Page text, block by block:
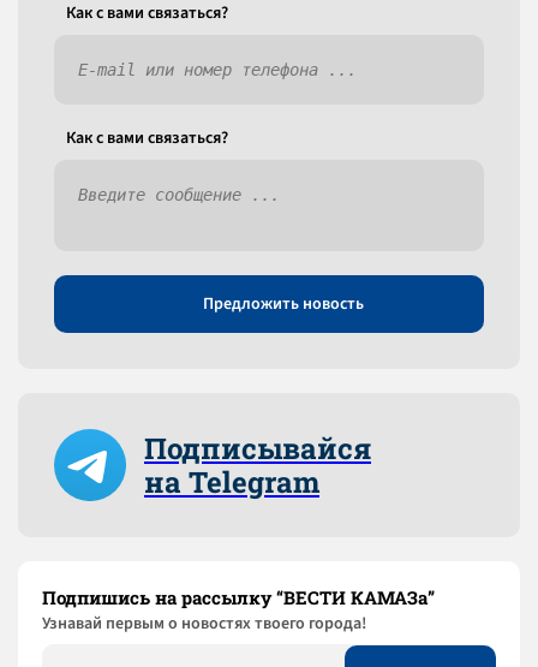
Как c вами связаться?
Как c вами связаться?
Предложить новость
Подписывайся
на Telegram
Подпишись на рассылку “ВЕСТИ КАМАЗа”
Узнaвай первым о новостях твоего города!